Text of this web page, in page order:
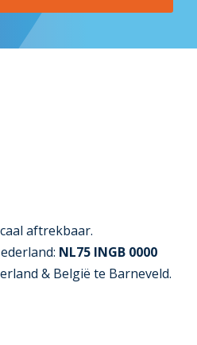
aftrekbaar.
NL75 INGB 0000
& België te Barneveld.